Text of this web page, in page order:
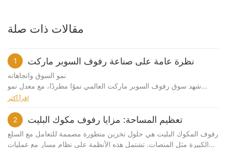
مقالات ذات صلة
1 نظرة عامة على صناعة رفوف السوبر ماركت
شهد سوق رفوف السوبر ماركت العالمي نموًا مطردًا، مع معدل نمو
سنوي مركب متوقع (CAGR) بنسبة 30٪ من عام 2025 إلى عام
وتزايد تكامل التجارة الإلكترونية، والطلب المتزايد على حلول التخزين
الفعالة. تكتسب أنظمة الرفوف الذكية، المجهزة بتقنيات إنترنت الأشياء
وتحديد الترددات الراديوية (RFID)، زخمًا متزايدًا لقدرتها على تبسيط إدارة
اقرأ أكثر
2 تعظيم المساحة: مزايا رفوف مكوك البليت
رفوف المكوك البليت هي حلول تخزين متطورة مصممة للتعامل مع السلع
الكبيرة مثل المنصات. تشتمل هذه الأنظمة على نظام مسار مع عمليات